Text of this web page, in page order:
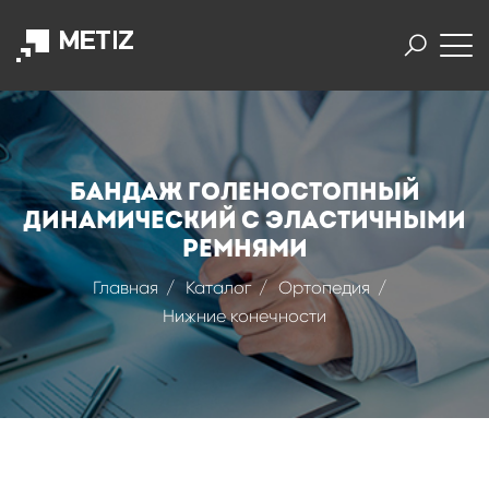
Бандаж голеностопный
динамический с эластичными
ремнями
Главная Каталог
Ортопедия
Нижние конечности